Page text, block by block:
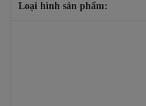
Loại hình sản phẩm: